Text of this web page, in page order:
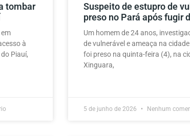
tombar
à
Piauí,
Suspeito de estupro de
preso no Pará após fugir
Um homem de 24 anos,
de vulnerável e ameaça na
foi preso na quinta-feira (4), na
Xinguara,
5 de junho de 2026 Nenhum